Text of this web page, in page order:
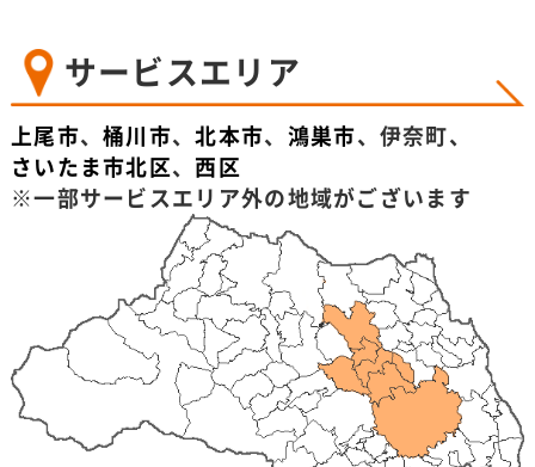
サービスエリア
上尾市、桶川市、北本市、 鴻巣市、伊奈町、
さいたま市北区、 西区
※一部サービスエリア外の地域がございます